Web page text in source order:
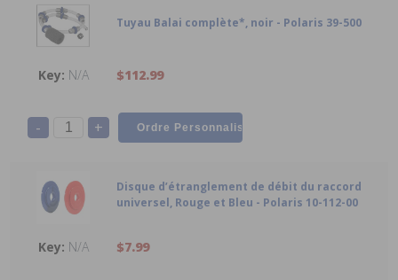
Tuyau Balai complète*, noir - Polaris 39-500
N/A $112.99
- +
Disque d’étranglement de débit du raccord
universel, Rouge et Bleu - Polaris 10-112-00
N/A $7.99